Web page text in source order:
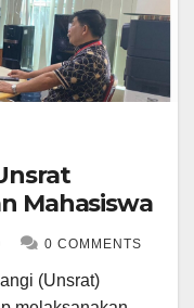
Mahasiswa
0 COMMENTS
(Unsrat)